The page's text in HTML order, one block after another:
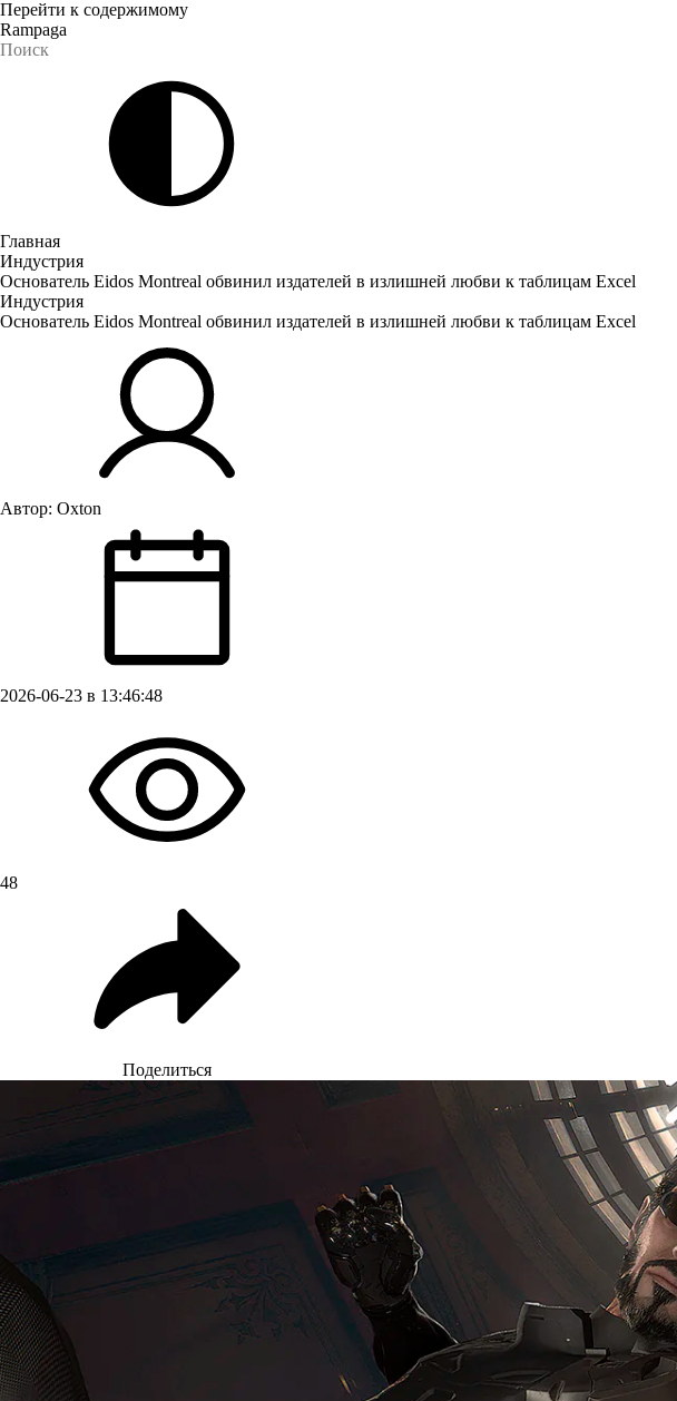
Перейти к содержимому
Rampaga
Главная
Индустрия
Основатель Eidos Montreal обвинил издателей в излишней любви к таблицам Excel
Индустрия
Основатель Eidos Montreal обвинил издателей в излишней любви к таблицам Excel
Автор: Oxton
2026-06-23 в 13:46:48
48
Поделиться